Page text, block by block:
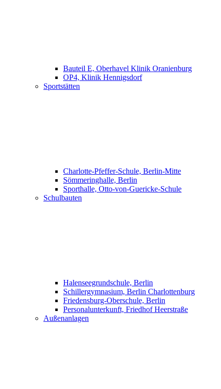
Bauteil E, Oberhavel Klinik Oranienburg
OP4, Klinik Hennigsdorf
Sportstätten
Charlotte-Pfeffer-Schule, Berlin-Mitte
Sömmeringhalle, Berlin
Sporthalle, Otto-von-Guericke-Schule
Schulbauten
Halenseegrundschule, Berlin
Schillergymnasium, Berlin Charlottenburg
Friedensburg-Oberschule, Berlin
Personalunterkunft, Friedhof Heerstraße
Außenanlagen